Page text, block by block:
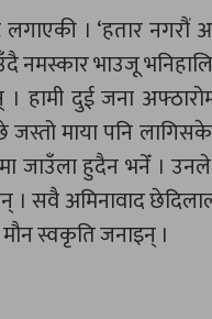
। ‘हतार नगरौं
नमस्कार भाउजू
हामी दुई जना
माया पनि
जाउँला हुदैन भनेँ । उनले
। सवै अमिनावाद
स्वकृति जनाइन् ।